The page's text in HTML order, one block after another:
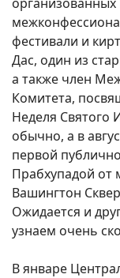
фестивали и
Дас, один из
а также член
Комитета,
Неделя Святого
обычно, а в
первой
Прабхупадой от
Вашингтон
Ожидается и
узнаем очень
В январе